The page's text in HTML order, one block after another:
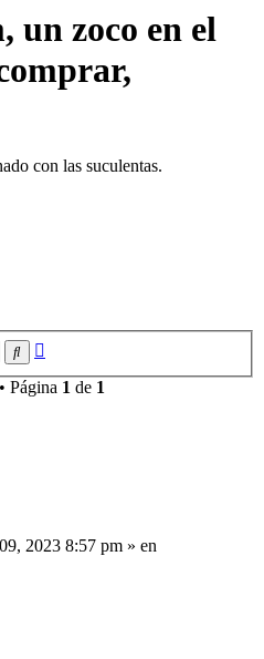
un zoco en el
con las suculentas.
Buscar
Página 1 de 1
2023 8:57 pm » en